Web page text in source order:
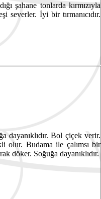
şahane tonlarda kırmızıyla
severler. İyi bir tırmanıcıdır.
dayanıklıdır. Bol çiçek verir.
olur. Budama ile çalımsı bir
döker. Soğuğa dayanıklıdır.